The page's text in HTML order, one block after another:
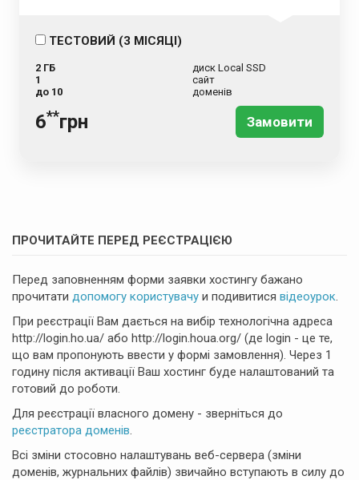
ТЕСТОВИЙ (3 МІСЯЦІ)
2 ГБ
диск Local SSD
1
сайт
до 10
доменів
6**грн Замовити
ПРОЧИТАЙТЕ ПЕРЕД РЕЄСТРАЦІЄЮ
Перед заповненням форми заявки хостингу бажано
прочитати допомогу користувачу и подивитися відеоурок.
При реєстрації Вам дається на вибір технологічна адреса
http://login.ho.ua/ або http://login.houa.org/ (де login - це те,
що вам пропонують ввести у формі замовлення). Через 1
годину після активації Ваш хостинг буде налаштований та
готовий до роботи.
Для реєстрації власного домену - зверніться до
реєстратора доменів.
Всі зміни стосовно налаштувань веб-сервера (зміни
доменів, журнальних файлів) звичайно вступають в силу до